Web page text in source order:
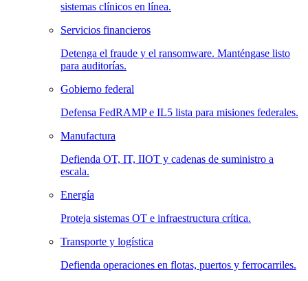
sistemas clínicos en línea.
Servicios financieros
Detenga el fraude y el ransomware. Manténgase listo
para auditorías.
Gobierno federal
Defensa FedRAMP e IL5 lista para misiones federales.
Manufactura
Defienda OT, IT, IIOT y cadenas de suministro a
escala.
Energía
Proteja sistemas OT e infraestructura crítica.
Transporte y logística
Defienda operaciones en flotas, puertos y ferrocarriles.